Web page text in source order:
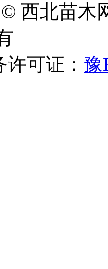
西北苗木
可证： 豫